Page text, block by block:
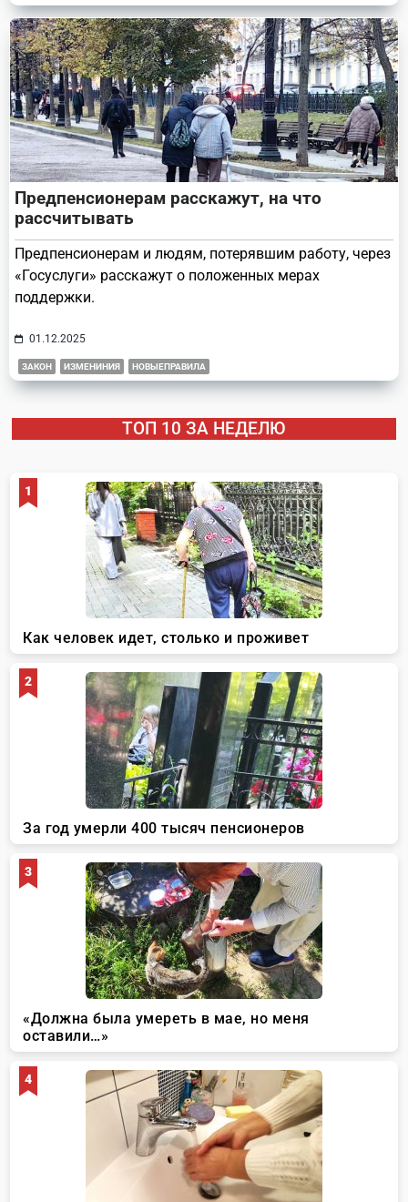
Предпенсионерам расскажут, на что
рассчитывать
Предпенсионерам и людям, потерявшим работу, через
«Госуслуги» расскажут о положенных мерах
поддержки.
01.12.2025
ЗАКОН ИЗМЕНИНИЯ НОВЫЕПРАВИЛА
ТОП 10 ЗА НЕДЕЛЮ